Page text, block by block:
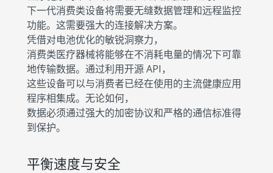
下一代消费类设备将需要无缝数据管理和远程监控
功能。这需要强大的连接解决方案。
凭借对电池优化的敏锐洞察力，
消费类医疗器械将能够在不消耗电量的情况下可靠
地传输数据。通过利用开源 API，
这些设备可以与消费者已经在使用的主流健康应用
程序相集成。无论如何，
数据必须通过强大的加密协议和严格的通信标准得
到保护。
平衡速度与安全